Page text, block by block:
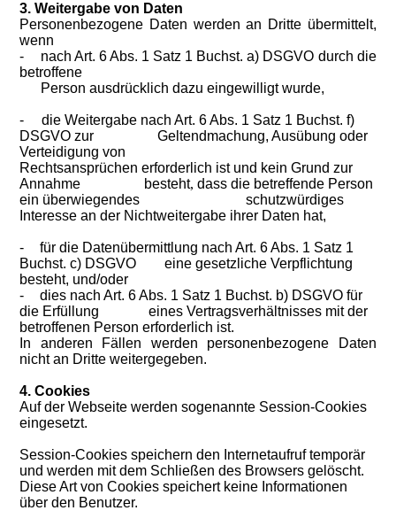
3. Weitergabe von Daten
Personenbezogene Daten werden an Dritte übermittelt,
wenn
-
nach Art. 6 Abs. 1 Satz 1 Buchst. a) DSGVO durch die
betroffene
Person ausdrücklich dazu eingewilligt wurde,
-die Weitergabe nach Art. 6 Abs. 1 Satz 1 Buchst. f)
DSGVO zur Geltendmachung, Ausübung oder
Verteidigung von
Rechtsansprüchen erforderlich ist und kein Grund zur
Annahme besteht,dass die betreffende Person
ein überwiegendes schutzwürdiges
Interesse an der Nichtweitergabe ihrer Daten hat,
-
für die Datenübermittlung nach Art. 6 Abs. 1 Satz 1
Buchst. c) DSGVO eine gesetzliche Verpflichtung
besteht, und/oder
-
dies nach Art. 6 Abs. 1 Satz 1 Buchst. b) DSGVO für
die Erfüllung eines Vertragsverhältnisses mit der
betroffenen Person erforderlich ist.
In anderen Fällen werden personenbezogene Daten
nicht an Dritte weitergegeben.
4. Cookies
Auf der Webseite werden sogenannte Session-Cookies
eingesetzt.
Session-Cookies speichern den Internetaufruf temporär
und werden mit dem Schließen des Browsers gelöscht.
Diese Art von Cookies speichert keine Informationen
über den Benutzer.